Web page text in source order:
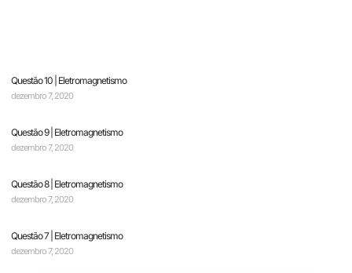
Questão 10 | Eletromagnetismo
dezembro 7, 2020
Questão 9 | Eletromagnetismo
dezembro 7, 2020
Questão 8 | Eletromagnetismo
dezembro 7, 2020
Questão 7 | Eletromagnetismo
dezembro 7, 2020